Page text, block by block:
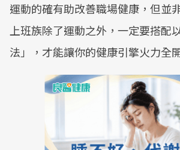
運動的確有助改善職場健康，但並
上班族除了運動之外，一定要搭配
法」，才能讓你的健康引擎火力全